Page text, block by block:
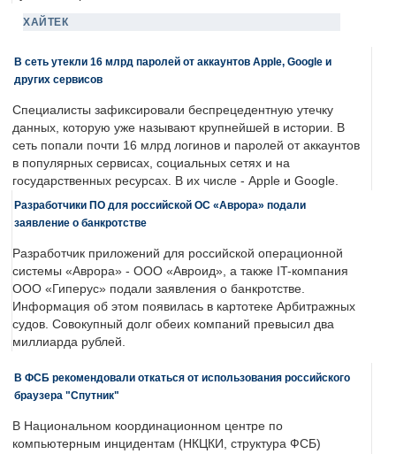
ХАЙТЕК
В сеть утекли 16 млрд паролей от аккаунтов Apple, Google и
других сервисов
Специалисты зафиксировали беспрецедентную утечку
данных, которую уже называют крупнейшей в истории. В
сеть попали почти 16 млрд логинов и паролей от аккаунтов
в популярных сервисах, социальных сетях и на
государственных ресурсах. В их числе - Apple и Google.
Разработчики ПО для российской ОС «Аврора» подали
заявление о банкротстве
Разработчик приложений для российской операционной
системы «Аврора» - ООО «Авроид», а также IT-компания
ООО «Гиперус» подали заявления о банкротстве.
Информация об этом появилась в картотеке Арбитражных
судов. Совокупный долг обеих компаний превысил два
миллиарда рублей.
В ФСБ рекомендовали откаться от использования российского
браузера "Спутник"
В Национальном координационном центре по
компьютерным инцидентам (НКЦКИ, структура ФСБ)